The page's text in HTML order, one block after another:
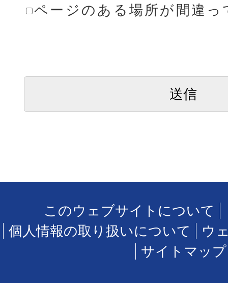
ページのある場所が間違っ
このウェブサイトについて
個人情報の取り扱いについて
ウ
サイトマップ